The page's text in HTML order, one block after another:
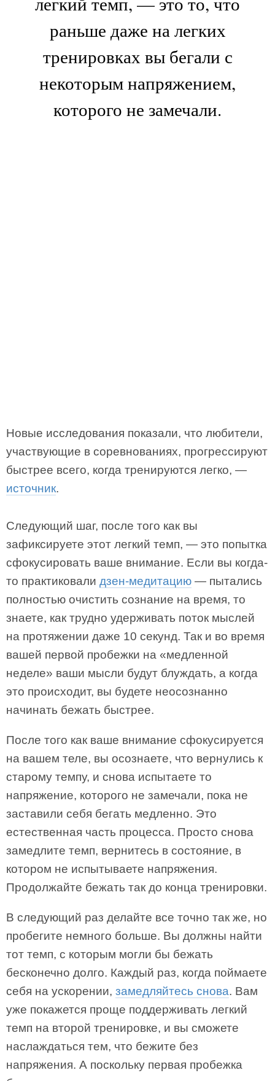
раньше даже на легких
тренировках вы бегали с
некоторым напряжением,
которого не замечали.
Новые исследования показали, что любители,
участвующие в соревнованиях, прогрессируют
быстрее всего, когда тренируются легко, —
источник.
Следующий шаг, после того как вы
зафиксируете этот легкий темп, — это попытка
сфокусировать ваше внимание. Если вы когда-
то практиковали дзен-медитацию — пытались
полностью очистить сознание на время, то
знаете, как трудно удерживать поток мыслей
на протяжении даже 10 секунд. Так и во время
вашей первой пробежки на «медленной
неделе» ваши мысли будут блуждать, а когда
это происходит, вы будете неосознанно
начинать бежать быстрее.
После того как ваше внимание сфокусируется
на вашем теле, вы осознаете, что вернулись к
старому темпу, и снова испытаете то
напряжение, которого не замечали, пока не
заставили себя бегать медленно. Это
естественная часть процесса. Просто снова
замедлите темп, вернитесь в состояние, в
котором не испытываете напряжения.
Продолжайте бежать так до конца тренировки.
В следующий раз делайте все точно так же, но
пробегите немного больше. Вы должны найти
тот темп, с которым могли бы бежать
бесконечно долго. Каждый раз, когда поймаете
себя на ускорении, замедляйтесь снова. Вам
уже покажется проще поддерживать легкий
темп на второй тренировке, и вы сможете
наслаждаться тем, что бежите без
напряжения. А поскольку первая пробежка